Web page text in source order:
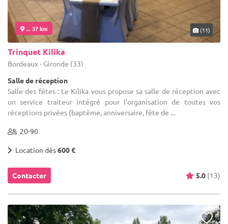
... 37 km (11)
Trinquet Kilika
Bordeaux - Gironde (33)
Salle de réception
Salle des fêtes : Le Kilika vous propose sa salle de réception avec
un service traiteur intégré pour l'organisation de toutes vos
réceptions privées (baptême, anniversaire, fête de ...
20-90
Location dès600 €
Contacter 5.0 (13)